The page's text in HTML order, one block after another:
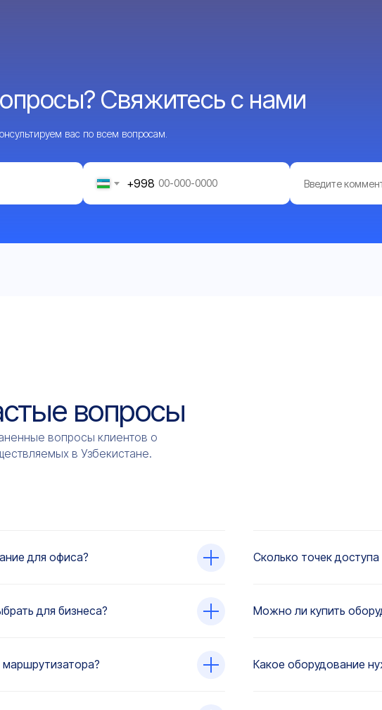
Свяжитесь с нами
вас по всем вопросам.
+998
вопросы
вопросы клиентов о
в Узбекистане.
для офиса?
для бизнеса?
Сколько точек
Можно ли купить
Какое оборудование